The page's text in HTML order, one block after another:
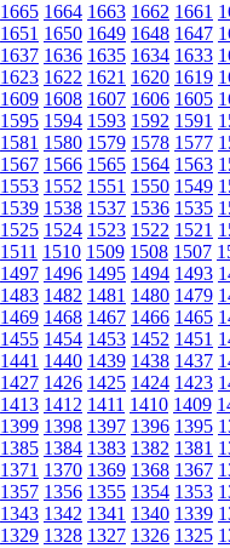
1665 1664 1663 1662 1661
1651 1650 1649 1648 1647
1637 1636 1635 1634 1633
1623 1622 1621 1620 1619
1609 1608 1607 1606 1605
1595 1594 1593 1592 1591
1581 1580 1579 1578 1577
1567 1566 1565 1564 1563
1553 1552 1551 1550 1549
1539 1538 1537 1536 1535
1525 1524 1523 1522 1521
1511 1510 1509 1508 1507
1497 1496 1495 1494 1493
1483 1482 1481 1480 1479
1469 1468 1467 1466 1465
1455 1454 1453 1452 1451
1441 1440 1439 1438 1437
1427 1426 1425 1424 1423
1413 1412 1411 1410 1409
1399 1398 1397 1396 1395
1385 1384 1383 1382 1381
1371 1370 1369 1368 1367
1357 1356 1355 1354 1353
1343 1342 1341 1340 1339
1329 1328 1327 1326 1325